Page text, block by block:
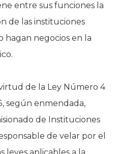
entre sus funciones la
de las instituciones
hagan negocios en la
de la Ley Número 4
según enmendada,
de Instituciones
de velar por el